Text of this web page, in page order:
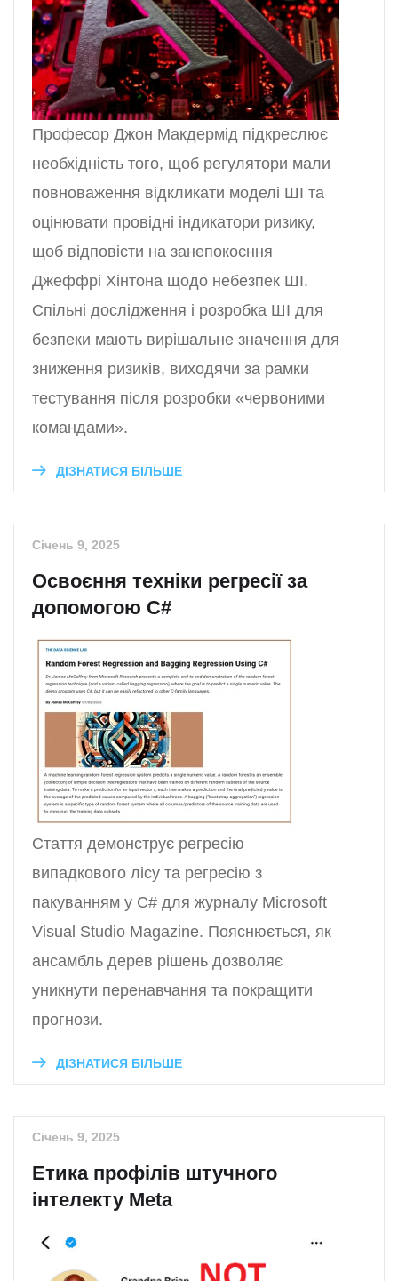
Професор Джон Макдермід підкреслює
необхідність того, щоб регулятори мали
повноваження відкликати моделі ШІ та
оцінювати провідні індикатори ризику,
щоб відповісти на занепокоєння
Джеффрі Хінтона щодо небезпек ШІ.
Спільні дослідження і розробка ШІ для
безпеки мають вирішальне значення для
зниження ризиків, виходячи за рамки
тестування після розробки «червоними
командами».
ДІЗНАТИСЯ БІЛЬШЕ
Січень 9, 2025
Освоєння техніки регресії за
допомогою C#
Стаття демонструє регресію
випадкового лісу та регресію з
пакуванням у C# для журналу Microsoft
Visual Studio Magazine. Пояснюється, як
ансамбль дерев рішень дозволяє
уникнути перенавчання та покращити
прогнози.
ДІЗНАТИСЯ БІЛЬШЕ
Січень 9, 2025
Етика профілів штучного
інтелекту Meta